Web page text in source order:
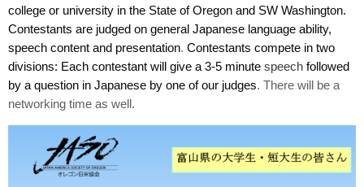
college or university in the State of Oregon and SW Washington.
Contestants are judged on general Japanese language ability,
speech content and presentation. Contestants compete in two
divisions: Each contestant will give a 3-5 minute speech followed
by a question in Japanese by one of our judges. There will be a
networking time as well.